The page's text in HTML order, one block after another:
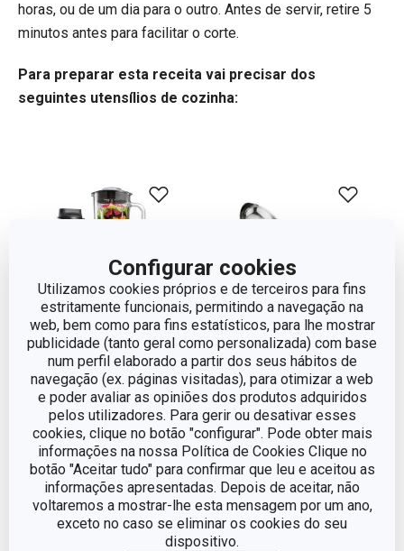
Configurar cookies
Utilizamos cookies próprios e de terceiros para fins
estritamente funcionais, permitindo a navegação na
web, bem como para fins estatísticos, para lhe mostrar
publicidade (tanto geral como personalizada) com base
num perfil elaborado a partir dos seus hábitos de
navegação (ex. páginas visitadas), para otimizar a web
e poder avaliar as opiniões dos produtos adquiridos
pelos utilizadores. Para gerir ou desativar esses
cookies, clique no botão "configurar". Pode obter mais
informações na nossa Política de Cookies Clique no
botão "Aceitar tudo" para confirmar que leu e aceitou as
informações apresentadas. Depois de aceitar, não
voltaremos a mostrar-lhe esta mensagem por um ano,
exceto no caso se eliminar os cookies do seu
dispositivo.
horas, ou de um dia para o outro. Antes de servir, retire 5
minutos antes para facilitar o corte.
Para preparar esta receita vai precisar dos
seguintes utensílios de cozinha:
Portes grátis
Liquidificador
PRESIDENT 0.6 l,
antracite
€ 89,90
Disponível na loja online
COMPRAR
Colher de gelado
PRESTO
€ 6,90
Disponível na loja online
COMPRAR